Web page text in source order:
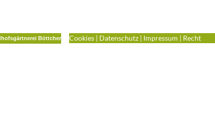
Böttcher Cookies| Datenschutz| Impressum | Recht